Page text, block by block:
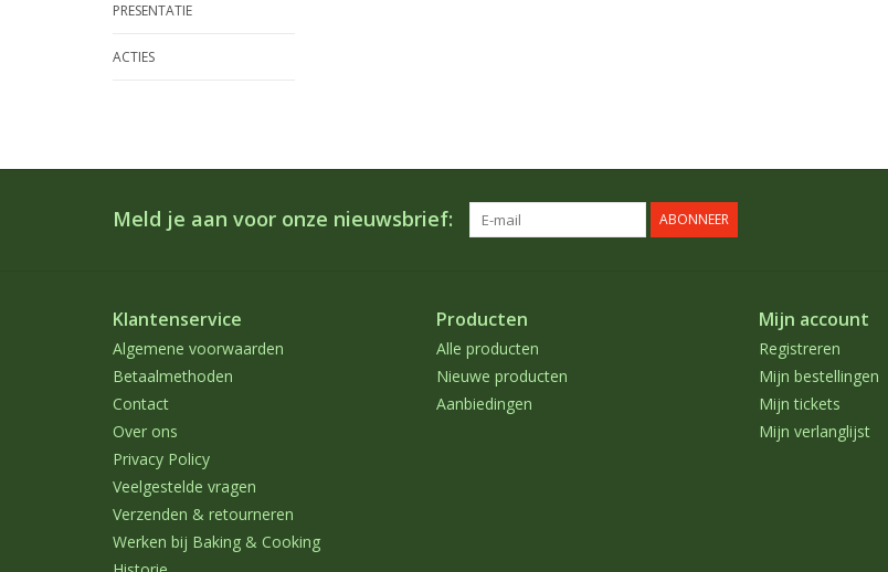
PRESENTATIE
ACTIES
Meld je aan voor onze nieuwsbrief: ABONNEER
Klantenservice
Algemene voorwaarden
Betaalmethoden
Contact
Over ons
Privacy Policy
Veelgestelde vragen
Verzenden & retourneren
Werken bij Baking & Cooking
Producten
Alle producten
Nieuwe producten
Aanbiedingen
Mijn account
Registreren
Mijn bestellingen
Mijn tickets
Mijn verlanglijst